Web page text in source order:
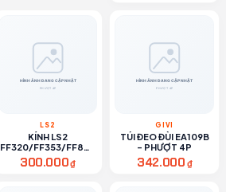
LS2
KÍNH LS2
FF320/FF353/FF800
- PHƯỢT 4P
300.000₫
GIVI
TÚI ĐEO ĐÙI EA109B
- PHƯỢT 4P
342.000 ₫